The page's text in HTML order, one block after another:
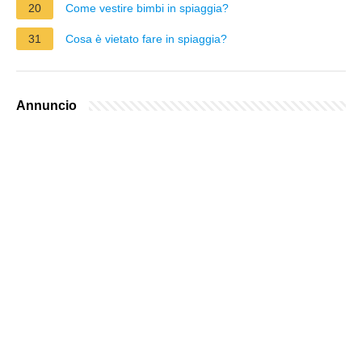
20 Come vestire bimbi in spiaggia?
31 Cosa è vietato fare in spiaggia?
Annuncio